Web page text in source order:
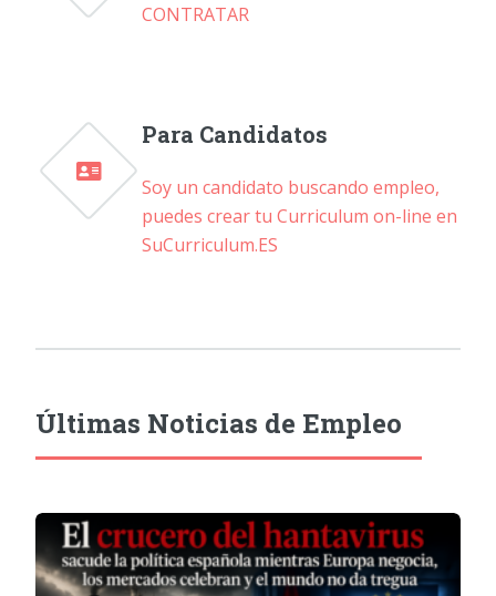
CONTRATAR
Para Candidatos
Soy un candidato buscando empleo,
puedes crear tu Curriculum on-line en
SuCurriculum.ES
Últimas Noticias de Empleo